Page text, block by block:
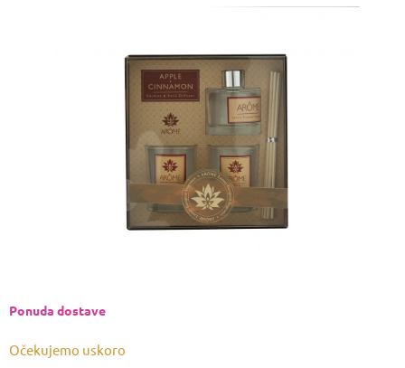
Očekujemo uskoro
Ponuda dostave